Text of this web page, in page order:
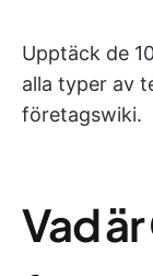
Upptäck de
alla typer av
företagswiki.
Vad